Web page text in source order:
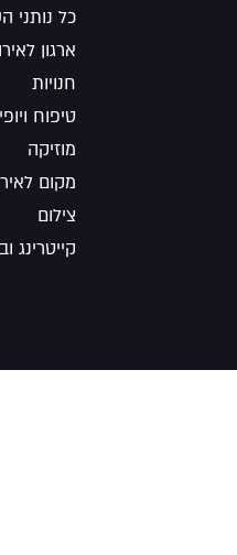
כל נותני
ארגון
חנויות
טיפוח ויופי
מוזיקה
מקום
צילום
קייטרינג